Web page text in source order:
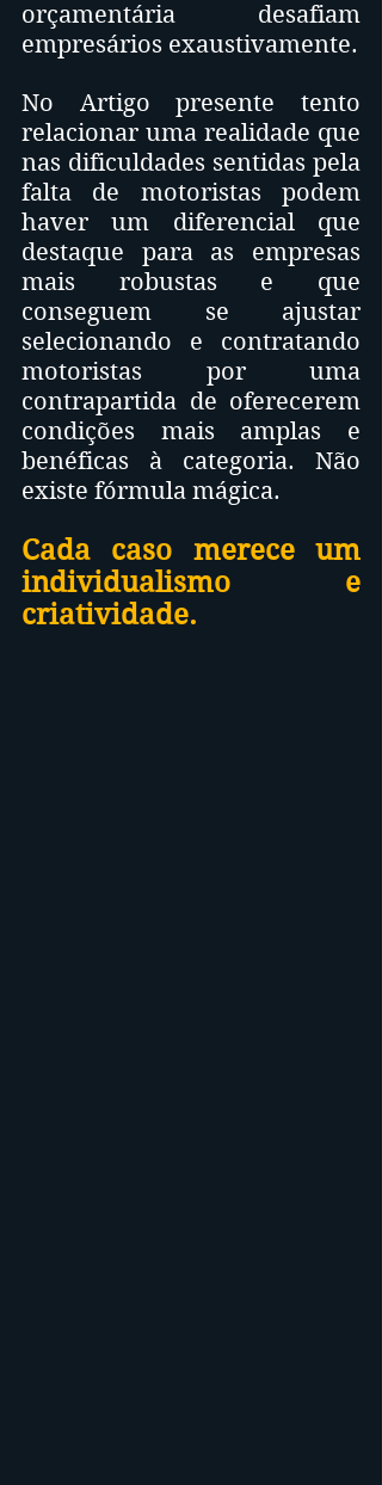
orçamentária desafiam
empresários exaustivamente.
No Artigo presente tento
relacionar uma realidade que
nas dificuldades sentidas pela
falta de motoristas podem
haver um diferencial que
destaque para as empresas
mais robustas e que
conseguem se ajustar
selecionando e contratando
motoristas por uma
contrapartida de oferecerem
condições mais amplas e
benéficas à categoria. Não
existe fórmula mágica.
Cada caso merece um
individualismo e
criatividade.